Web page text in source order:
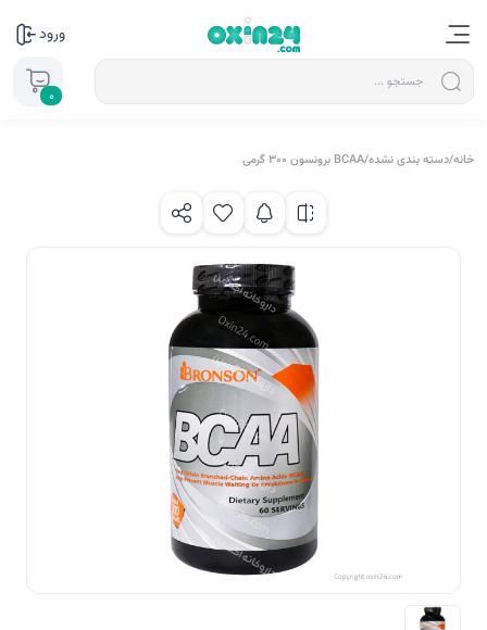
ورود
0
خانه/دسته بندی نشده/BCAA برونسون 300 گرمی